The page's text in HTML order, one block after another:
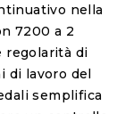
nella
7200 a 2
regolarità di
lavoro del
semplifica